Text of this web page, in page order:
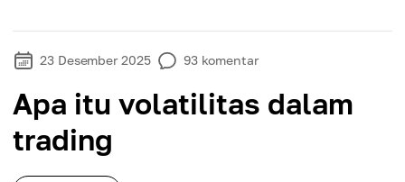
23 Desember 2025 93 komentar
Apa itu volatilitas dalam
trading